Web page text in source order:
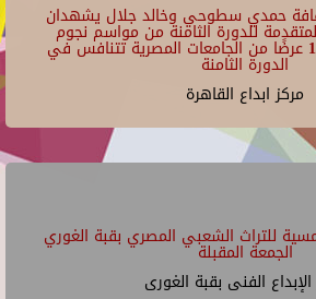
حمدي سطوحي وخالد جلال يشهدان
للدورة الثامنة من مواسم نجوم
المسرح الجامعي 130 عرضًا من الجامعات المصرية تتنافس في
الدورة الثامنة
مركز ابداع القاهرة
للتراث الشعبي المصري بقبة الغوري
الجمعة المقبلة
الفنى بقبة الغورى